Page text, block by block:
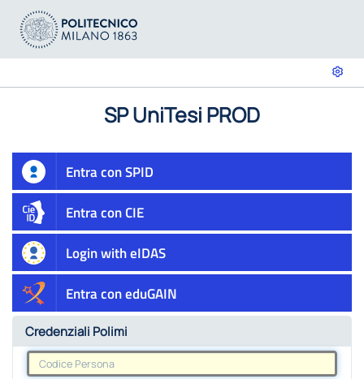
SP UniTesi PROD
Entra con SPID
Entra con CIE
Login with eIDAS
Entra con eduGAIN
Credenziali Polimi